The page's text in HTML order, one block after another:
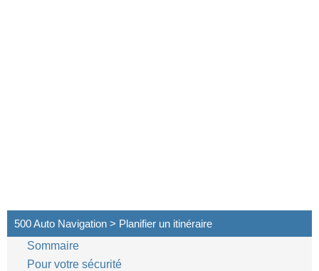
500 Auto Navigation > Planifier un itinéraire
Sommaire
Pour votre sécurité